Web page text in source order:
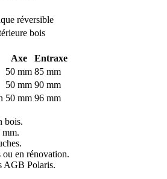
réversible
bois
Axe
Entraxe
50 mm 85 mm
50 mm 90 mm
50 mm 96 mm
bois.
mm.
ou en rénovation.
AGB Polaris.